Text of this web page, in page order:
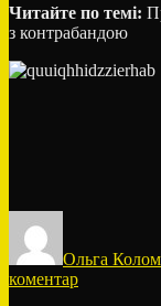
Читайте по темі:
з контрабандою
Ольга
коментардо